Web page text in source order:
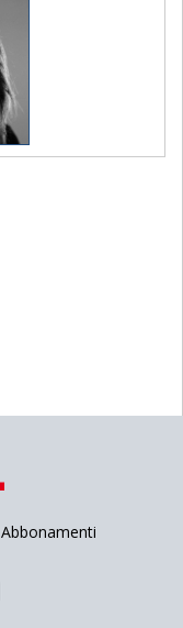
Abbonamenti